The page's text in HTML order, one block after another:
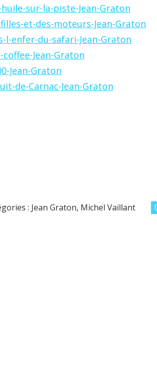
sur-la-piste-Jean-Graton
et-des-moteurs-Jean-Graton
l-enfer-du-safari-Jean-Graton
Jean-Graton
Jean-Graton
de-Carnac-Jean-Graton
: Jean Graton, Michel Vaillant